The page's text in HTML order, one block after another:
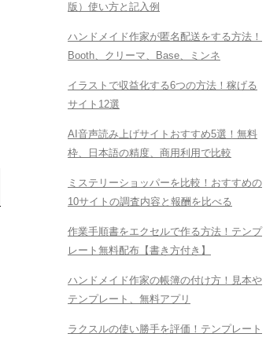
版）使い方と記入例
ハンドメイド作家が匿名配送をする方法！
Booth、クリーマ、Base、ミンネ
イラストで収益化する6つの方法！稼げる
サイト12選
AI音声読み上げサイトおすすめ5選！無料
枠、日本語の精度、商用利用で比較
ミステリーショッパーを比較！おすすめの
10サイトの調査内容と報酬を比べる
作業手順書をエクセルで作る方法！テンプ
レート無料配布【書き方付き】
ハンドメイド作家の帳簿の付け方！見本や
テンプレート、無料アプリ
ラクスルの使い勝手を評価！テンプレート